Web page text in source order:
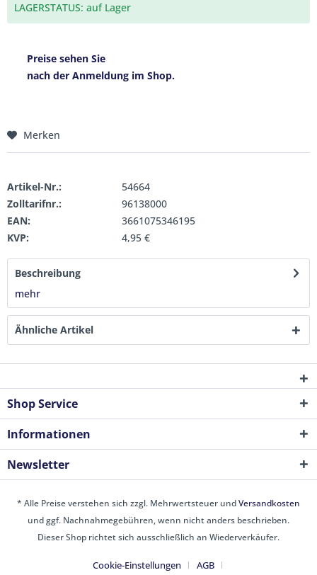
LAGERSTATUS: auf Lager
Preise sehen Sie
nach der Anmeldung im Shop.
Merken
Artikel-Nr.:
54664
Zolltarifnr.:
96138000
EAN:
3661075346195
KVP:
4,95 €
Beschreibung
mehr
Ähnliche Artikel
Shop Service
Informationen
Newsletter
* Alle Preise verstehen sich zzgl. Mehrwertsteuer undVersandkosten
und ggf. Nachnahmegebühren, wenn nicht anders beschrieben.
Dieser Shop richtet sich ausschließlich an Wiederverkäufer.
Cookie-Einstellungen AGB